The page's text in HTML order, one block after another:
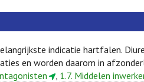
indicatie hartfalen.
en worden daarom in
, 1.7. Middelen